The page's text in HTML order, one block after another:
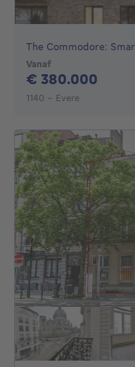
Vanaf
€ 380.000
1140 - Evere